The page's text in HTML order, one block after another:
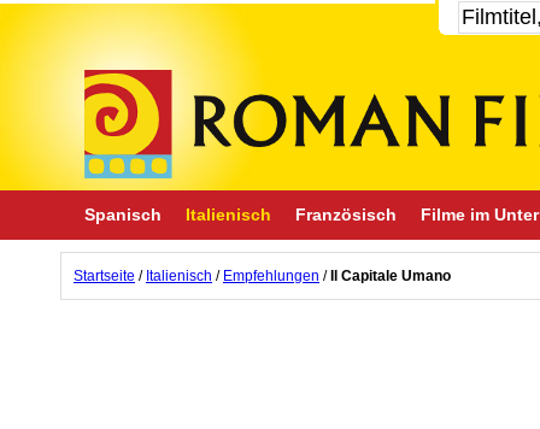
Spanisch Italienisch Französisch Filme im
Startseite / Italienisch / Empfehlungen / Il Capitale Umano